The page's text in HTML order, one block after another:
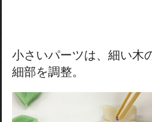
小さいパーツは、細い木
細部を調整。